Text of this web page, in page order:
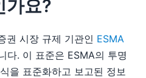
가요?
권 시장 규제 기관인 ESMA
다. 이 표준은 ESMA의 투명
을 표준화하고 보고된 정보